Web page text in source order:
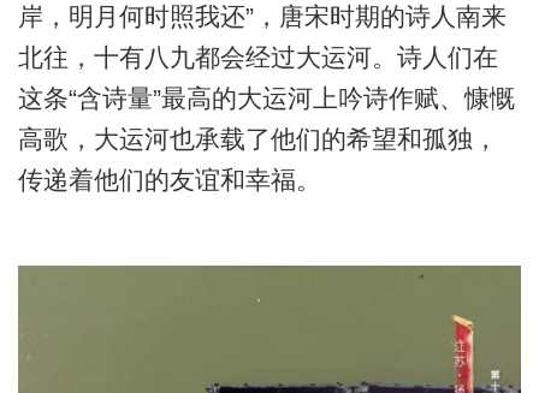
岸，明月何时照我还”，唐宋时期的诗人南来
北往，十有八九都会经过大运河。诗人们在
这条“含诗量”最高的大运河上吟诗作赋、慷慨
高歌，大运河也承载了他们的希望和孤独，
传递着他们的友谊和幸福。